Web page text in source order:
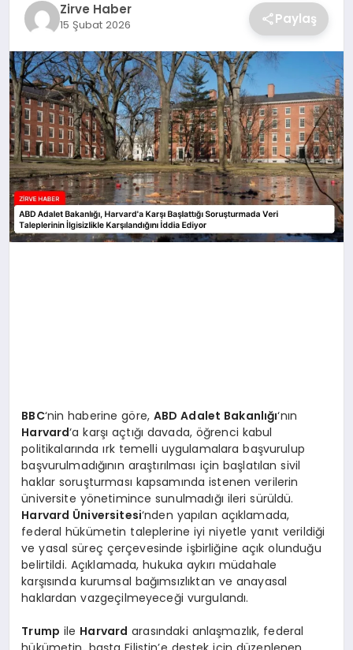
SPOR
TEKNOLOJI
Zirve Haber
15 Şubat 2026 Paylaş
BBC‘nin haberine göre, ABD Adalet Bakanlığı‘nın
Harvard‘a karşı açtığı davada, öğrenci kabul
politikalarında ırk temelli uygulamalara başvurulup
başvurulmadığının araştırılması için başlatılan sivil
haklar soruşturması kapsamında istenen verilerin
üniversite yönetimince sunulmadığı ileri sürüldü.
Harvard Üniversitesi‘nden yapılan açıklamada,
federal hükümetin taleplerine iyi niyetle yanıt verildiği
ve yasal süreç çerçevesinde işbirliğine açık olunduğu
belirtildi. Açıklamada, hukuka aykırı müdahale
karşısında kurumsal bağımsızlıktan ve anayasal
haklardan vazgeçilmeyeceği vurgulandı.
Trump ile Harvard arasındaki anlaşmazlık, federal